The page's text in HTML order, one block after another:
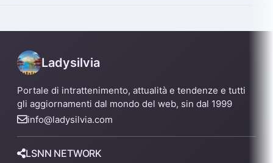
Ladysilvia
Portale di intrattenimento, attualità e tendenze e tutti
gli aggiornamenti dal mondo del web, sin dal 1999
info@ladysilvia.com
LSNN NETWORK